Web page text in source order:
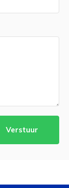
Verstuur